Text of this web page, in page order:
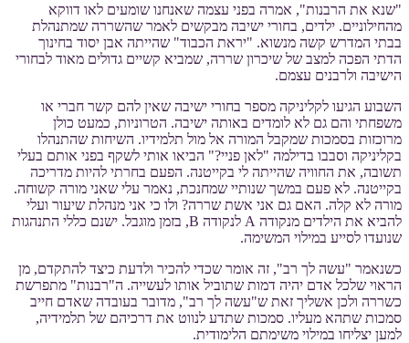
"שנא את הרבנות", אמרה בפני עצמה שאנחנו שומעים לאו דווקא
מהחילוניים. ילדים, בחורי ישיבה מבקשים לאמר שהשררה שמתנהלת
בבתי המדרש קשה מנשוא. "יראת הכבוד" שהייתה אבן יסוד בחינוך
הדתי הפכה למצב של שיכרון שררה, שמביא קשיים גדולים מאוד לבחורי
הישיבה ולרבנים עצמם.
השבוע הגיעו לקליניקה מספר בחורי ישיבה שאין להם קשר חברי או
משפחתי והם גם לא לומדים באותה ישיבה. הטרוניות, כמעט כולן
מרוכזות בסמכות שמקבל המורה אל מול תלמידיו. השיחות שהתנהלו
בקליניקה וסבבו בדילמה "לאן פניי?" הביאו אותי לשקף בפני אותם בעלי
תשובה, את החוויה שהייתה לי בקייטנה. הפעם בחרתי להיות מדריכה
בקייטנה. לא פעם במשך שנותיי שמחנכת, נאמר עלי שאני מורה קשוחה.
מורה לא קלה. האם גם אני אשת שררה? ולו כי אני מנהלת שיעור ועלי
להביא את הילדים מנקודה A לנקודה B, בזמן מוגבל. ישנם כללי התנהגות
שנועדו לסייע במילוי המשימה.
כשנאמר "עשה לך רב", זה אומר שכדי להכיר ולדעת כיצד להתקדם, מן
הראוי שלכל אדם יהיה דמות שתוביל אותו לעשייה. ה"רבנות" מתפרשת
כשררה ולכן אשליך זאת ש"עשה לך רב", מדובר בעובדה שאדם חייב
סמכות שתהא מעליו. סמכות שתדע לנווט את דרכיהם של תלמידיה,
למען יצליחו במילוי משימתם הלימודית.